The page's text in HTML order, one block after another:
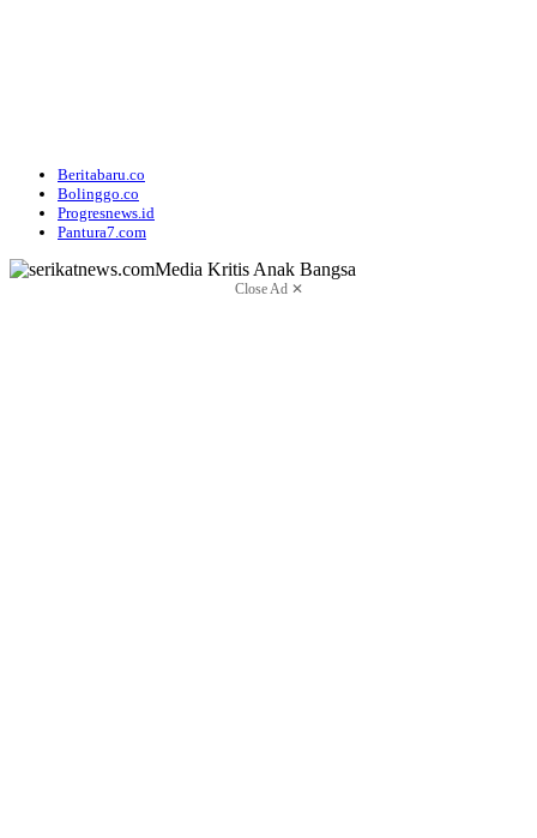
Beritabaru.co
Bolinggo.co
Progresnews.id
Pantura7.com
Close Ad ✕